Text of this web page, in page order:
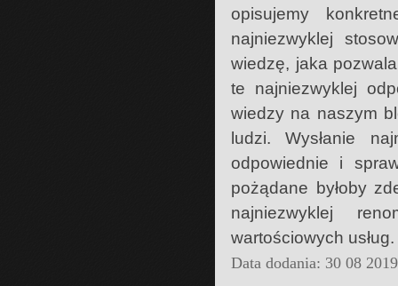
opisujemy
najniezwyklej
wiedzę, jaka
te najniezwyklej
wiedzy na naszym
ludzi. Wysłanie
odpowiednie i
pożądane byłoby
najniezwyklej
wartościowych usług.
Data dodania: 30 08